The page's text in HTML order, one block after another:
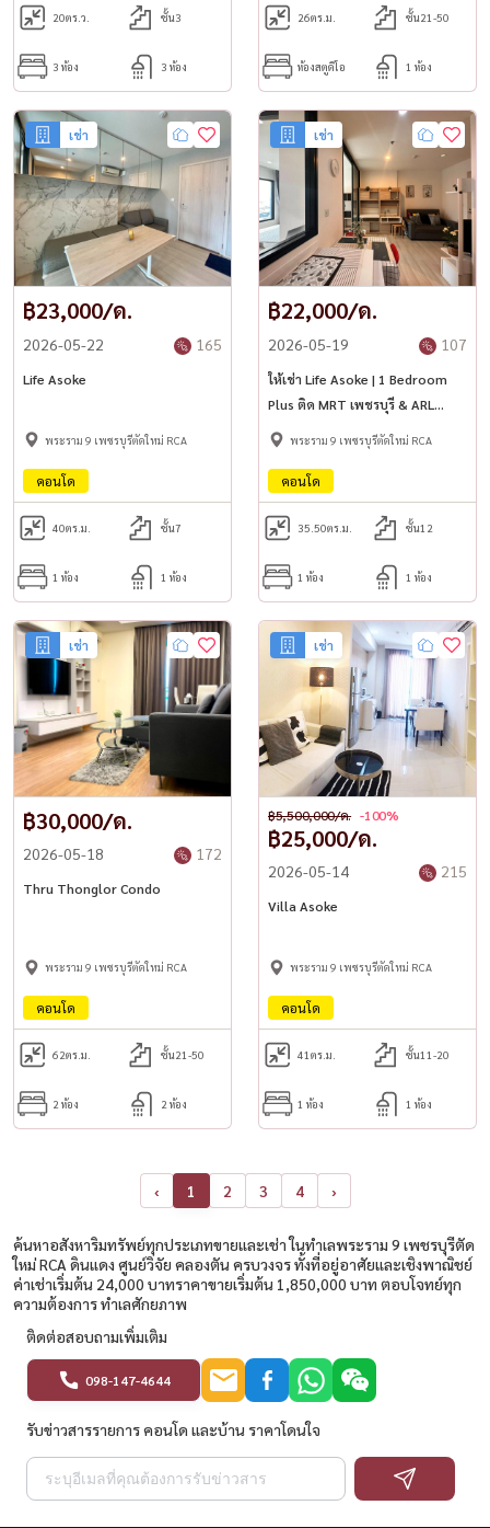
20ตร.ว. ชั้น3
3 ห้อง 3 ห้อง
26ตร.ม. ชั้น21-50
ห้องสตูดิโอ 1 ห้อง
เช่า
฿23,000/ด.
2026-05-22 165
Life Asoke
พระราม 9 เพชรบุรีตัดใหม่ RCA
คอนโด
40ตร.ม. ชั้น7
1 ห้อง 1 ห้อง
เช่า
฿22,000/ด.
2026-05-19 107
ให้เช่า Life Asoke | 1 Bedroom
Plus ติด MRT เพชรบุรี & ARL
มักกะสัน
พระราม 9 เพชรบุรีตัดใหม่ RCA
คอนโด
35.50ตร.ม. ชั้น12
1 ห้อง 1 ห้อง
เช่า
฿30,000/ด.
2026-05-18 172
Thru Thonglor Condo
พระราม 9 เพชรบุรีตัดใหม่ RCA
คอนโด
62ตร.ม. ชั้น21-50
2 ห้อง 2 ห้อง
เช่า
฿25,000/ด.
฿5,500,000/ด. -100%
2026-05-14 215
Villa Asoke
พระราม 9 เพชรบุรีตัดใหม่ RCA
คอนโด
41 ตร.ม. ชั้น11-20
1 ห้อง 1 ห้อง
‹ 1 2 3 4 ›
ค้นหาอสังหาริมทรัพย์ทุกประเภทขายและเช่า ในทำเลพระราม 9 เพชรบุรีตัด
ใหม่ RCA ดินแดง ศูนย์วิจัย คลองตัน ครบวงจร ทั้งที่อยู่อาศัยและเชิงพาณิชย์
ค่าเช่าเริ่มต้น 24,000 บาทราคาขายเริ่มต้น 1,850,000 บาท ตอบโจทย์ทุก
ความต้องการ ทำเลศักยภาพ
ติดต่อสอบถามเพิ่มเติม
098-147-4644
รับข่าวสารรายการ คอนโด และบ้าน ราคาโดนใจ